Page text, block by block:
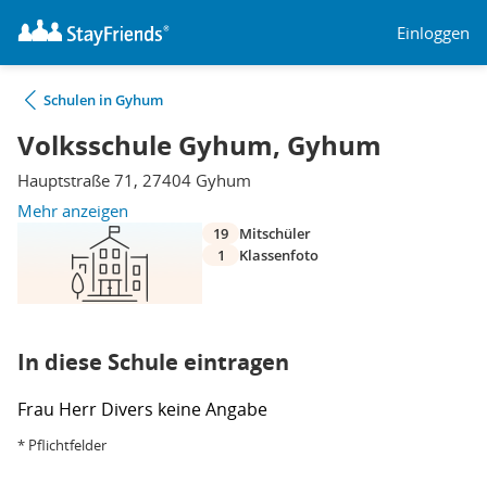
Einloggen
Schulen in Gyhum
Volksschule Gyhum, Gyhum
Hauptstraße 71, 27404 Gyhum
Mehr anzeigen
19
Mitschüler
1
Klassenfoto
In diese Schule eintragen
Frau Herr Divers keine Angabe
* Pflichtfelder